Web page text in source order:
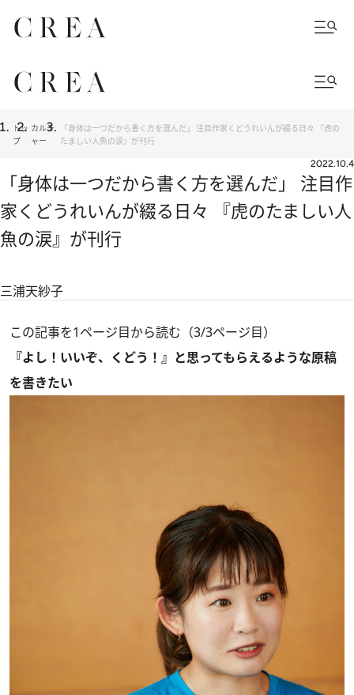
トッ
プ
カルチ
ャー
「身体は一つだから書く方を選んだ」 注目作家くどうれいんが綴る日々 『虎の
たましい人魚の涙』が刊行
2022.10.4
「身体は一つだから書く方を選んだ」 注目作
家くどうれいんが綴る日々 『虎のたましい人
魚の涙』が刊行
三浦天紗子
この記事を1ページ目から読む（3/3ページ目）
『よし！いいぞ、くどう！』と思ってもらえるような原稿
を書きたい